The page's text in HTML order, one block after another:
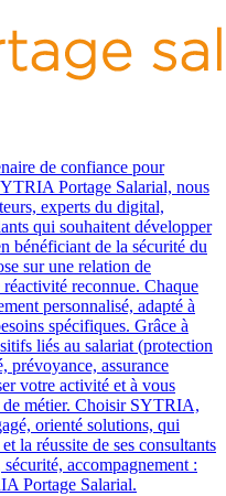
de confiance pour
Portage Salarial, nous
experts du digital,
qui souhaitent développer
bénéficiant de la sécurité du
sur une relation de
reconnue. Chaque
personnalisé, adapté à
spécifiques. Grâce à
liés au salariat (protection
prévoyance, assurance
votre activité et à vous
métier. Choisir SYTRIA,
orienté solutions, qui
la réussite de ses consultants
accompagnement :
Portage Salarial.